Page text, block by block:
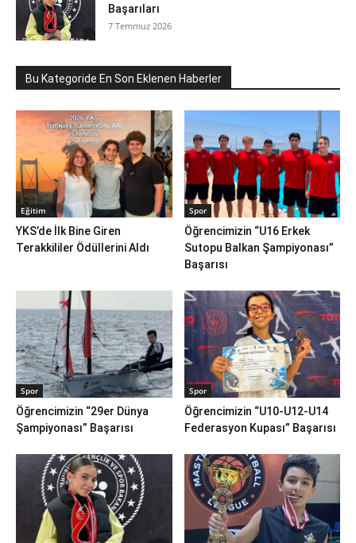
Başarıları
7 Temmuz 2026
Bu Kategoride En Son Eklenen Haberler
Eğitim
YKS’de İlk Bine Giren
Terakkililer Ödüllerini Aldı
Spor
Öğrencimizin “U16 Erkek
Sutopu Balkan Şampiyonası”
Başarısı
Spor
Öğrencimizin “29er Dünya
Şampiyonası” Başarısı
Spor
Öğrencimizin “U10-U12-U14
Federasyon Kupası” Başarısı